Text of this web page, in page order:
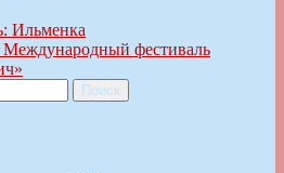
Ильменка
Международный фестиваль
Поиск